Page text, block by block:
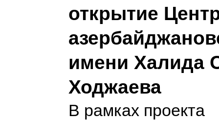
открытие
имени Халида
Ходжаева
В рамках проекта